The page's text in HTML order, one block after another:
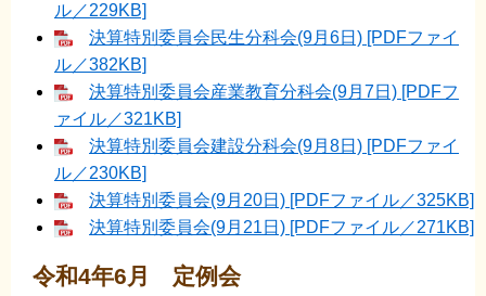
ル／229KB]
決算特別委員会民生分科会(9月6日) [PDFファイ
ル／382KB]
決算特別委員会産業教育分科会(9月7日) [PDFフ
ァイル／321KB]
決算特別委員会建設分科会(9月8日) [PDFファイ
ル／230KB]
決算特別委員会(9月20日) [PDFファイル／325KB]
決算特別委員会(9月21日) [PDFファイル／271KB]
令和4年6月 定例会